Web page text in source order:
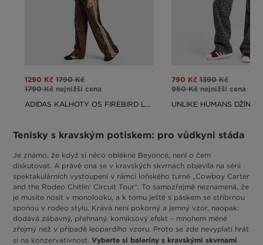
1290 Kč 1790 Kč
1790 Kč nejnižší cena
ADIDAS KALHOTY OS FIREBIRD LEOPARD
790 Kč 1390 Kč
950 Kč nejnižší cena
UNLIKE HUMANS DŽÍNY
Tenisky s kravským potiskem: pro vůdkyni stáda
Je známo, že když si něco oblékne Beyoncé, není o čem
diskutovat. A právě ona se v kravských skvrnách objevila na sérii
spektakulárních vystoupení v rámci loňského turné „Cowboy Carter
and the Rodeo Chitlin‘ Circuit Tour“. To samozřejmě neznamená, že
je musíte nosit v monolooku, a k tomu ještě s páskem se stříbrnou
sponou v rodeo stylu. Kráva není pokorný a jemný vzor, naopak:
dodává zábavný, přehnaný, komiksový efekt – mnohem méně
zřejmý než v případě leopardího vzoru. Proto se zde nevyplatí hrát
si na konzervativnost. Vyberte si baleríny s kravskými skvrnami